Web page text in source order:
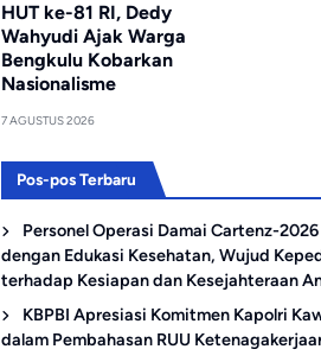
Bengkulu
Rp119 Miliar, Hukuman Bos PT
DPM Diperberat
HUT ke-81 RI, Dedy
Wahyudi Ajak Warga
Bengkulu Kobarkan
Nasionalisme
7 AGUSTUS 2026
Pos-pos Terbaru
Personel Operasi Damai Cartenz-
dengan Edukasi Kesehatan, Wujud
terhadap Kesiapan dan Kesejahteraan
KBPBI Apresiasi Komitmen Kapolri
dalam Pembahasan RUU